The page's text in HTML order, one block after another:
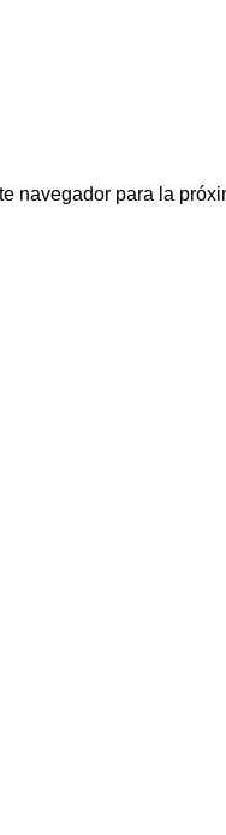
navegador para la